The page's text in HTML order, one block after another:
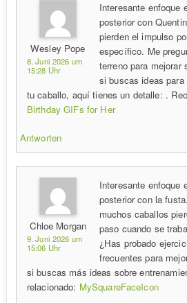
Wesley Pope
8. Juni 2026 um
15:28 Uhr
Interesante enfoque
posterior con
pierden el impulso
específico. Me
terreno para mejorar
si buscas ideas
tu caballo, aquí tienes un detalle: .
Birthday GIFs for Her
Antworten
Chloe Morgan
9. Juni 2026 um
15:06 Uhr
Interesante enfoque
posterior con la
muchos caballos
paso cuando se
¿Has probado
frecuentes para
si buscas más ideas sobre
relacionado: MySquareFaceIcon